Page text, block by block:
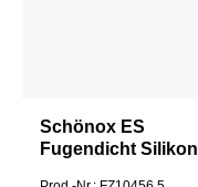
Schönox ES
Fugendicht Silikon